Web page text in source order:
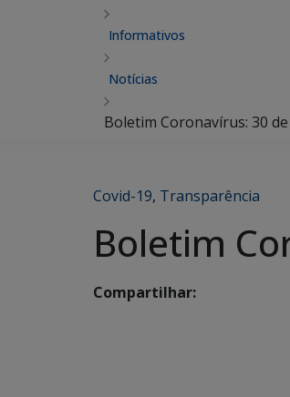
Informativos
Notícias
Boletim Coronavírus: 30
Covid-19, Transparência
Boletim
Compartilhar: